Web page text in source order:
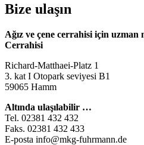
Bize ulaşın
Ağız ve çene cerrahisi için uzman
Cerrahisi
Richard-Matthaei-Platz 1
3. kat I Otopark seviyesi B1
59065 Hamm
Altında ulaşılabilir …
Tel. 02381 432 432
Faks. 02381 432 433
E-posta info@mkg-fuhrmann.de